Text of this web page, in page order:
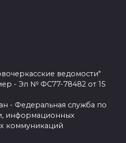
ведомости"
- Эл № ФС77-78482 от 15
- Федеральная служба по
информационных
коммуникаций